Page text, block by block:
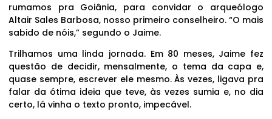
rumamos pra Goiânia, para convidar o arqueólogo
Altair Sales Barbosa, nosso primeiro conselheiro. “O mais
sabido de nóis,” segundo o Jaime.
Trilhamos uma linda jornada. Em 80 meses, Jaime fez
questão de decidir, mensalmente, o tema da capa e,
quase sempre, escrever ele mesmo. Às vezes, ligava pra
falar da ótima ideia que teve, às vezes sumia e, no dia
certo, lá vinha o texto pronto, impecável.